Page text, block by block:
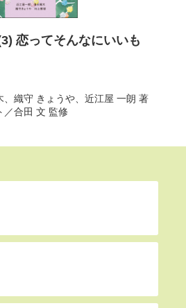
恋ってそんなにいいも
織守 きょうや、 近江屋 一朗 著
／合田 文 監修